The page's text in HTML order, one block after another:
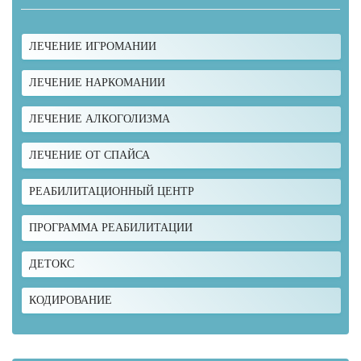
ЛЕЧЕНИЕ ИГРОМАНИИ
ЛЕЧЕНИЕ НАРКОМАНИИ
ЛЕЧЕНИЕ АЛКОГОЛИЗМА
ЛЕЧЕНИЕ ОТ СПАЙСА
РЕАБИЛИТАЦИОННЫЙ ЦЕНТР
ПРОГРАММА РЕАБИЛИТАЦИИ
ДЕТОКС
КОДИРОВАНИЕ